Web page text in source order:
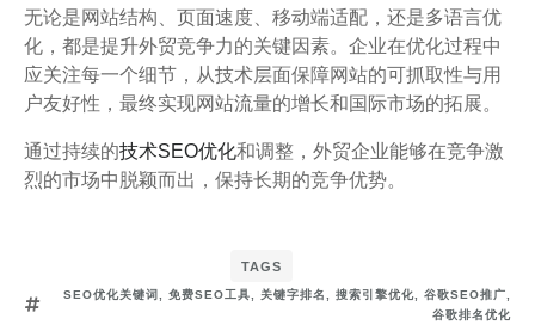
无论是网站结构、页面速度、移动端适配，还是多语言优
化，都是提升外贸竞争力的关键因素。企业在优化过程中
应关注每一个细节，从技术层面保障网站的可抓取性与用
户友好性，最终实现网站流量的增长和国际市场的拓展。
通过持续的技术SEO优化和调整，外贸企业能够在竞争激
烈的市场中脱颖而出，保持长期的竞争优势。
TAGS
SEO优化关键词 免费SEO工具 关键字排名 搜索引擎优化 谷歌SEO推广
谷歌排名优化